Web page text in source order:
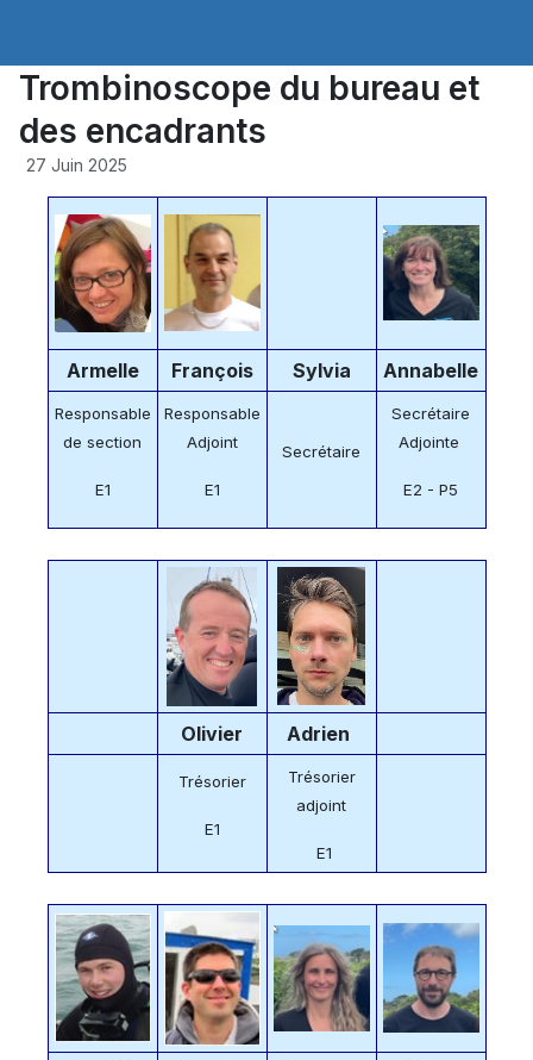
Trombinoscope du bureau et
des encadrants
27 Juin 2025
Armelle François Sylvia Annabelle
Responsable
de section
E1
Responsable
Adjoint
E1
Secrétaire
Secrétaire
Adjointe
E2 - P5
Olivier Adrien
Trésorier
E1
Trésorier
adjoint
E1